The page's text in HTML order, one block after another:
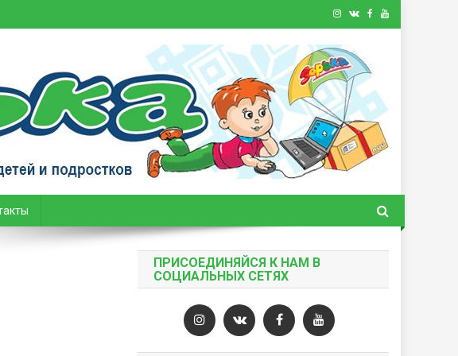
ПРИСОЕДИНЯЙСЯ К НАМ В
СОЦИАЛЬНЫХ СЕТЯХ